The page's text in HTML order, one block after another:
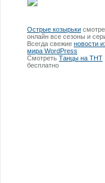
Острые козырьки
онлайн все сезоны и
Всегда свежие новости
мира WordPress
Смотреть Танцы на ТНТ
бесплатно